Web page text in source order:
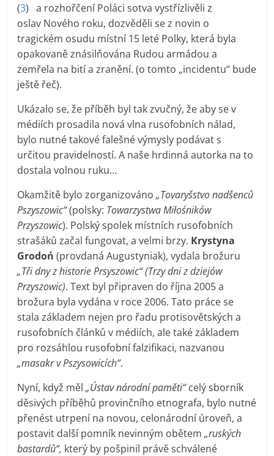
(3) a rozhořčení Poláci sotva vystřízlivěli z
oslav Nového roku, dozvěděli se z novin o
tragickém osudu místní 15 leté Polky, která byla
opakovaně znásilňována Rudou armádou a
zemřela na bití a zranění. (o tomto „incidentu“ bude
ještě řeč).
Ukázalo se, že příběh byl tak zvučný, že aby se v
médiích prosadila nová vlna rusofobních nálad,
bylo nutné takové falešné výmysly podávat s
určitou pravidelností. A naše hrdinná autorka na to
dostala volnou ruku…
Okamžitě bylo zorganizováno „Tovaryšstvo nadšenců
Pszyszowic“(polsky: Towarzystwa Miłośników
Przyszowic). Polský spolek místních rusofobních
strašáků začal fungovat, a velmi brzy. Krystyna
Grodoń (provdaná Augustyniak), vydala brožuru
„Tři dny z historie Prsyszowic“ (Trzy dni z dziejów
Przyszowic). Text byl připraven do října 2005 a
brožura byla vydána v roce 2006. Tato práce se
stala základem nejen pro řadu protisovětských a
rusofobních článků v médiích, ale také základem
pro rozsáhlou rusofobní falzifikaci, nazvanou
„masakr v Pszysowicích“.
Nyní, když měl „Ústav národní paměti“celý sborník
děsivých příběhů provinčního etnografa, bylo nutné
přenést utrpení na novou, celonárodní úroveň, a
postavit další pomník nevinným obětem„ruských
bastardů“, který by pošpinil právě schválené